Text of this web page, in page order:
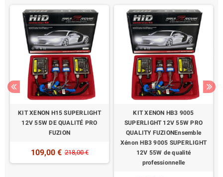
KIT XENON H15 SUPERLIGHT
12V 55W DE QUALITÉ PRO
FUZION
109,00 € 218,00 €
KIT XENON HB3 9005
SUPERLIGHT 12V 55W PRO
QUALITY FUZIONEnsemble
Xénon HB3 9005 SUPERLIGHT
12V 55W de qualité
professionnelle